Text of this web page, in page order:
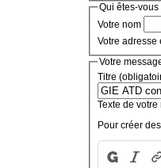
Qui êtes-vous
Votre nom
Votre adresse
Votre
Titre
Texte de
Pour créer